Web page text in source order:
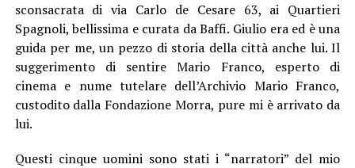
sconsacrata di via Carlo de Cesare 63, ai Quartieri
Spagnoli, bellissima e curata da Baffi. Giulio era ed è una
guida per me, un pezzo di storia della città anche lui. Il
suggerimento di sentire Mario Franco, esperto di
cinema e nume tutelare dell’Archivio Mario Franco,
custodito dalla Fondazione Morra, pure mi è arrivato da
lui.
Questi cinque uomini sono stati i “narratori” del mio